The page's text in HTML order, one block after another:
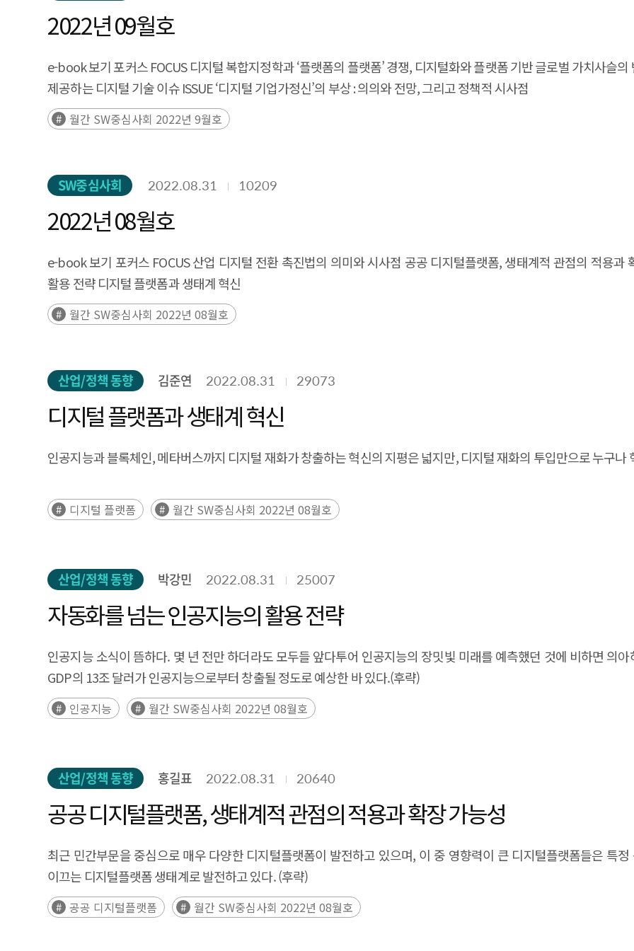
2022년 09월호
e-book 보기 포커스 FOCUS 디지털 복합지정학과 ‘플랫폼의 플랫폼’ 경쟁, 디지털화와 플랫폼 기반 글로벌 가치사슬
제공하는 디지털 기술 이슈 ISSUE ‘디지털 기업가정신’의 부상 : 의의와 전망, 그리고 정책적 시사점
월간 SW중심사회 2022년 9월호
SW중심사회 2022.08.31 10209
2022년 08월호
e-book 보기 포커스 FOCUS 산업 디지털 전환 촉진법의 의미와 시사점 공공 디지털플랫폼, 생태계적 관점의 적용
활용 전략 디지털 플랫폼과 생태계 혁신
월간 SW중심사회 2022년 08월호
산업/정책 동향 김준연 2022.08.31 29073
디지털 플랫폼과 생태계 혁신
인공지능과 블록체인, 메타버스까지 디지털 재화가 창출하는 혁신의 지평은 넓지만, 디지털 재화의 투입만으로 누구나
디지털 플랫폼 월간 SW중심사회 2022년 08월호
산업/정책 동향 박강민 2022.08.31 25007
자동화를 넘는 인공지능의 활용 전략
인공지능 소식이 뜸하다. 몇 년 전만 하더라도 모두들 앞다투어 인공지능의 장밋빛 미래를 예측했던 것에 비하면 의
GDP의 13조 달러가 인공지능으로부터 창출될 정도로 예상한 바 있다.(후략)
인공지능 월간 SW중심사회 2022년 08월호
산업/정책 동향 홍길표 2022.08.31 20640
공공 디지털플랫폼, 생태계적 관점의 적용과 확장 가능성
최근 민간부문을 중심으로 매우 다양한 디지털플랫폼이 발전하고 있으며, 이 중 영향력이 큰 디지털플랫폼들은 특
이끄는 디지털플랫폼 생태계로 발전하고 있다. (후략)
공공 디지털플랫폼 월간 SW중심사회 2022년 08월호